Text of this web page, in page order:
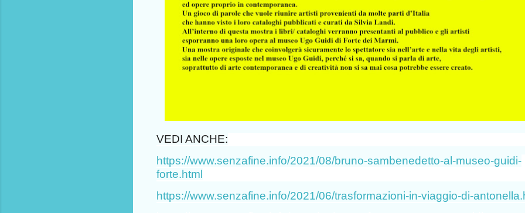
VEDI ANCHE:
https://www.senzafine.info/2021/08/bruno-sambenedetto-al-museo-guidi-
forte.html
https://www.senzafine.info/2021/06/trasformazioni-in-viaggio-di-